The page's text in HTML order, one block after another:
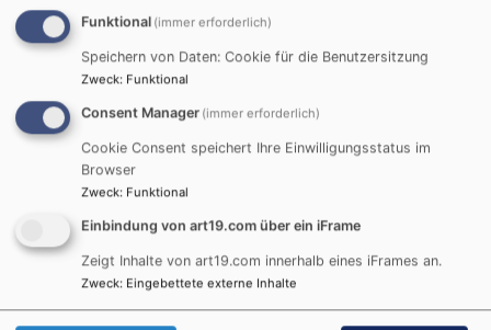
Funktional (immer erforderlich)
Speichern von Daten: Cookie für die Benutzersitzung
Zweck: Funktional
Consent Manager (immer erforderlich)
Cookie Consent speichert Ihre Einwilligungsstatus im
Browser
Zweck: Funktional
Einbindung von art19.com über ein iFrame
Zeigt Inhalte von art19.com innerhalb eines iFrames an.
Zweck: Eingebettete externe Inhalte